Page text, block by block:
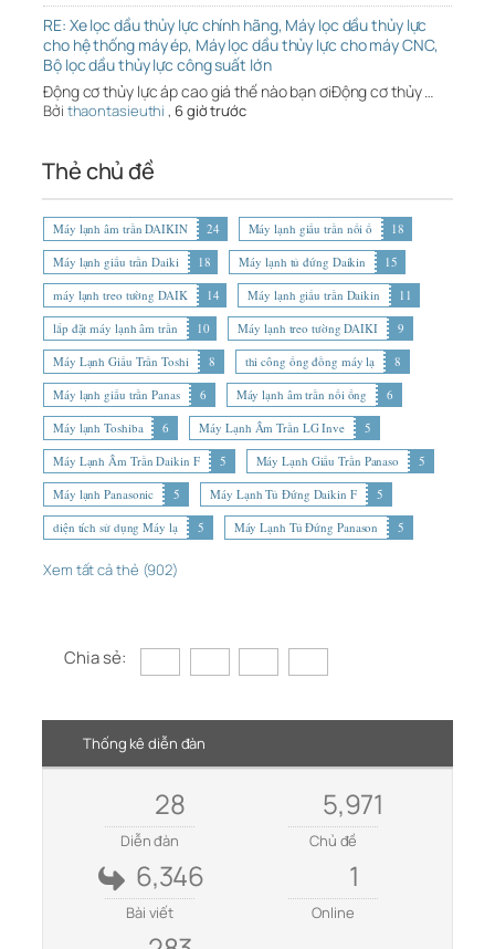
RE: Xe lọc dầu thủy lực chính hãng, Máy lọc dầu thủy lực
cho hệ thống máy ép, Máy lọc dầu thủy lực cho máy CNC,
Bộ lọc dầu thủy lực công suất lớn
Động cơ thủy lực áp cao giá thế nào bạn ơiĐộng cơ thủy …
Bởi thaontasieuthi , 6 giờ trước
Thẻ chủ đề
Máy lạnh âm trần DAIKIN 24 Máy lạnh giấu trần nối ố
18
Máy lạnh giấu trần Daiki
18 Máy lạnh tủ đứng Daikin
15
máy lạnh treo tường DAIK
14 Máy lạnh giấu trần Daikin
11
lắp đặt máy lạnh âm trần
10 Máy lạnh treo tường DAIKI
9
Máy Lạnh Giấu Trần Toshi
8 thi công ống đồng máy lạ
8
Máy lạnh giấu trần Panas
6 Máy lạnh âm trần nối ống
6
Máy lạnh Toshiba
6 Máy Lạnh Âm Trần LG Inve
5
Máy Lạnh Âm Trần Daikin F
5 Máy Lạnh Giấu Trần Panaso
5
Máy lạnh Panasonic
5 Máy Lạnh Tủ Đứng Daikin F
5
diện tích sử dụng Máy lạ
5 Máy Lạnh Tủ Đứng Panason 5
Xem tất cả thẻ (902)
Chia sẻ:
Thống kê diễn đàn
28
Diễn đàn
5,971
Chủ đề
6,346
Bài viết
1
Online